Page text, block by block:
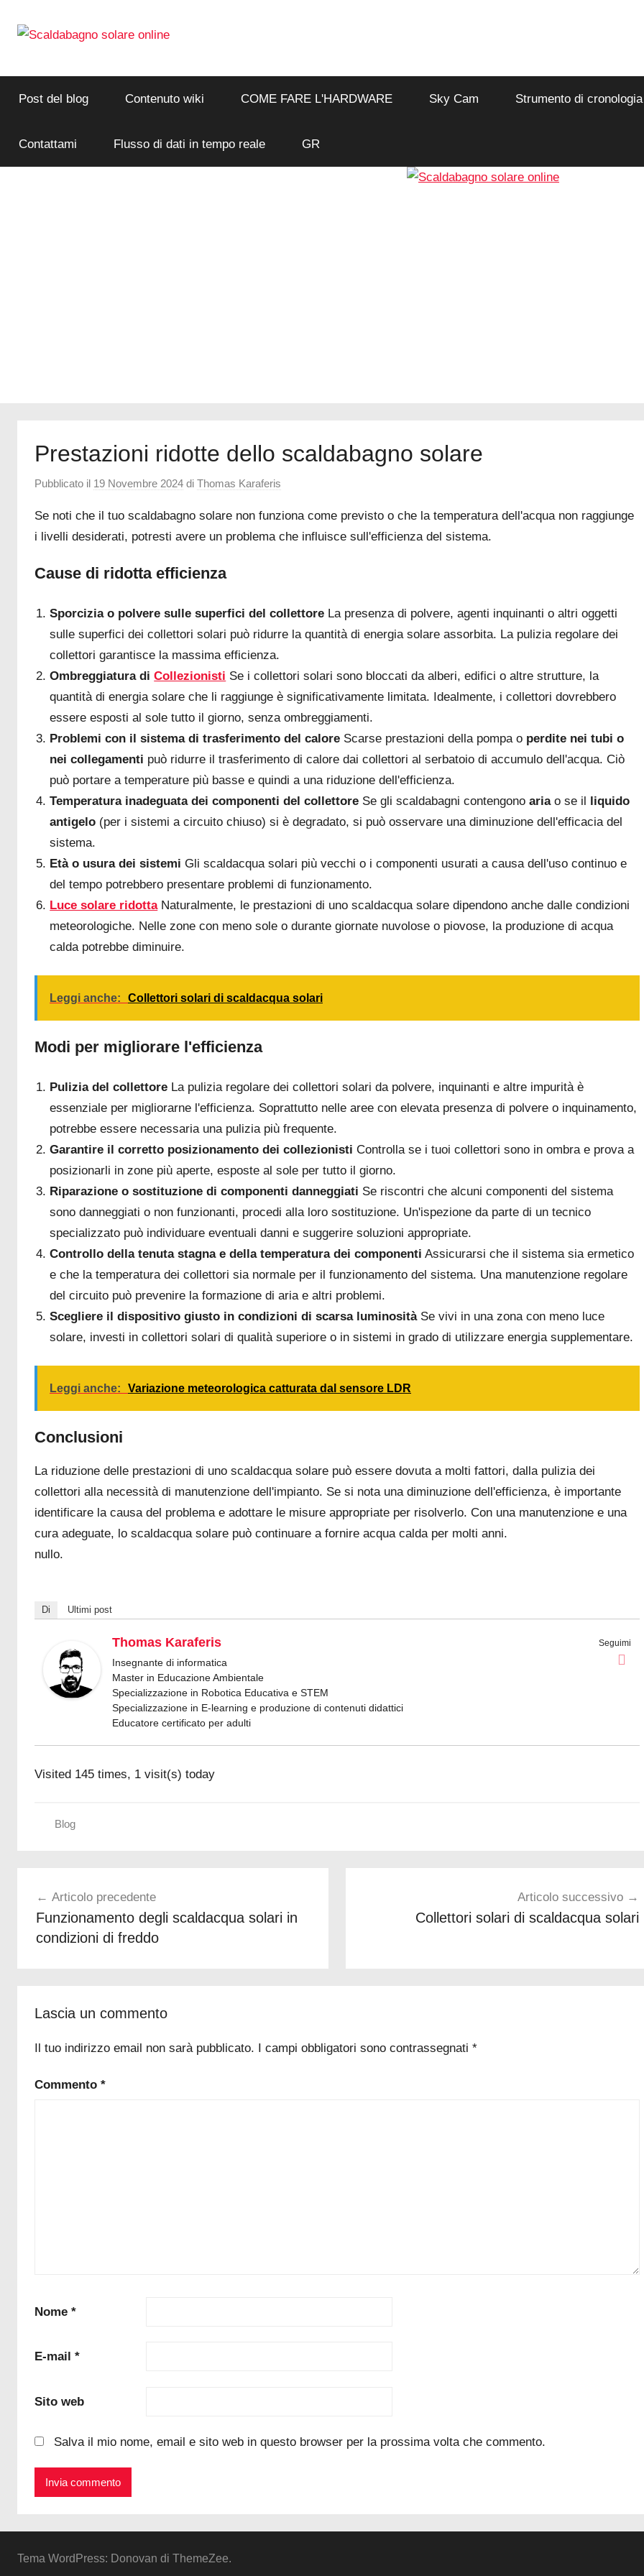
Scaldabagno
solare
online
di
dati
Post del blog Contenuto wiki COME FARE L'HARDWARE Sky Cam Strumento di cronologia
Contattami Flusso di dati in tempo reale GR
Prestazioni ridotte dello scaldabagno solare
Pubblicato il 19 Novembre 2024 di Thomas Karaferis
Se noti che il tuo scaldabagno solare non funziona come previsto o che la temperatura dell'acqua non raggiunge
i livelli desiderati, potresti avere un problema che influisce sull'efficienza del sistema.
Cause di ridotta efficienza
Sporcizia o polvere sulle superfici del collettore La presenza di polvere, agenti inquinanti o altri oggetti
sulle superfici dei collettori solari può ridurre la quantità di energia solare assorbita. La pulizia regolare dei
collettori garantisce la massima efficienza.
Ombreggiatura diCollezionisti Se i collettori solari sono bloccati da alberi, edifici o altre strutture, la
quantità di energia solare che li raggiunge è significativamente limitata. Idealmente, i collettori dovrebbero
essere esposti al sole tutto il giorno, senza ombreggiamenti.
Problemi con il sistema di trasferimento del calore Scarse prestazioni della pompa o perdite nei tubi o
nei collegamenti può ridurre il trasferimento di calore dai collettori al serbatoio di accumulo dell'acqua. Ciò
può portare a temperature più basse e quindi a una riduzione dell'efficienza.
Temperatura inadeguata dei componenti del collettore Se gli scaldabagni contengonoariao se il liquido
antigelo (per i sistemi a circuito chiuso) si è degradato, si può osservare una diminuzione dell'efficacia del
sistema.
Età o usura dei sistemi Gli scaldacqua solari più vecchi o i componenti usurati a causa dell'uso continuo e
del tempo potrebbero presentare problemi di funzionamento.
Luce solare ridottaNaturalmente, le prestazioni di uno scaldacqua solare dipendono anche dalle condizioni
meteorologiche. Nelle zone con meno sole o durante giornate nuvolose o piovose, la produzione di acqua
calda potrebbe diminuire.
Leggi anche: Collettori solari di scaldacqua solari
Modi per migliorare l'efficienza
Pulizia del collettore La pulizia regolare dei collettori solari da polvere, inquinanti e altre impurità è
essenziale per migliorarne l'efficienza. Soprattutto nelle aree con elevata presenza di polvere o inquinamento,
potrebbe essere necessaria una pulizia più frequente.
Garantire il corretto posizionamento dei collezionisti Controlla se i tuoi collettori sono in ombra e prova a
posizionarli in zone più aperte, esposte al sole per tutto il giorno.
Riparazione o sostituzione di componenti danneggiati Se riscontri che alcuni componenti del sistema
sono danneggiati o non funzionanti, procedi alla loro sostituzione. Un'ispezione da parte di un tecnico
specializzato può individuare eventuali danni e suggerire soluzioni appropriate.
Controllo della tenuta stagna e della temperatura dei componenti Assicurarsi che il sistema sia ermetico
e che la temperatura dei collettori sia normale per il funzionamento del sistema. Una manutenzione regolare
del circuito può prevenire la formazione di aria e altri problemi.
Scegliere il dispositivo giusto in condizioni di scarsa luminositàSe vivi in una zona con meno luce
solare, investi in collettori solari di qualità superiore o in sistemi in grado di utilizzare energia supplementare.
Leggi anche: Variazione meteorologica catturata dal sensore LDR
Conclusioni
La riduzione delle prestazioni di uno scaldacqua solare può essere dovuta a molti fattori, dalla pulizia dei
collettori alla necessità di manutenzione dell'impianto. Se si nota una diminuzione dell'efficienza, è importante
identificare la causa del problema e adottare le misure appropriate per risolverlo. Con una manutenzione e una
cura adeguate, lo scaldacqua solare può continuare a fornire acqua calda per molti anni.
nullo.
Di Ultimi post
Seguimi
Thomas Karaferis
Insegnante di informatica
Master in Educazione Ambientale
Specializzazione in Robotica Educativa e STEM
Specializzazione in E-learning e produzione di contenuti didattici
Educatore certificato per adulti
Visited 145 times, 1 visit(s) today
Blog
g
i
r
p
e
c
l
t
r
articoliArticolo precedente
Funzionamento degli scaldacqua solari in
condizioni di freddo
Articolo successivo
Collettori solari di scaldacqua solari
Lascia un commento
Il tuo indirizzo email non sarà pubblicato. I campi obbligatori sono contrassegnati *
Commento *
Nome *
E-mail *
Sito web
Salva il mio nome, email e sito web in questo browser per la prossima volta che commento.
Tema WordPress: Donovan di ThemeZee.